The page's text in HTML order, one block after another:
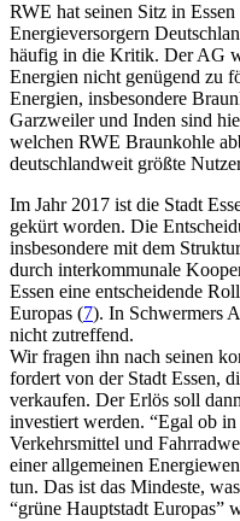
RWE hat seinen Sitz in
Energieversorgern
häufig in die Kritik. Der AG
Energien nicht genügend zu
Energien, insbesondere
Garzweiler und Inden sind
welchen RWE Braunkohle
deutschlandweit größte
Im Jahr 2017 ist die Stadt
gekürt worden. Die
insbesondere mit dem
durch interkommunale
Essen eine entscheidende
Europas (7). In Schwermers
nicht zutreffend.
Wir fragen ihn nach seinen
fordert von der Stadt Essen,
verkaufen. Der Erlös soll
investiert werden. “Egal ob
Verkehrsmittel und
einer allgemeinen
tun. Das ist das Mindeste,
“grüne Hauptstadt Europas”